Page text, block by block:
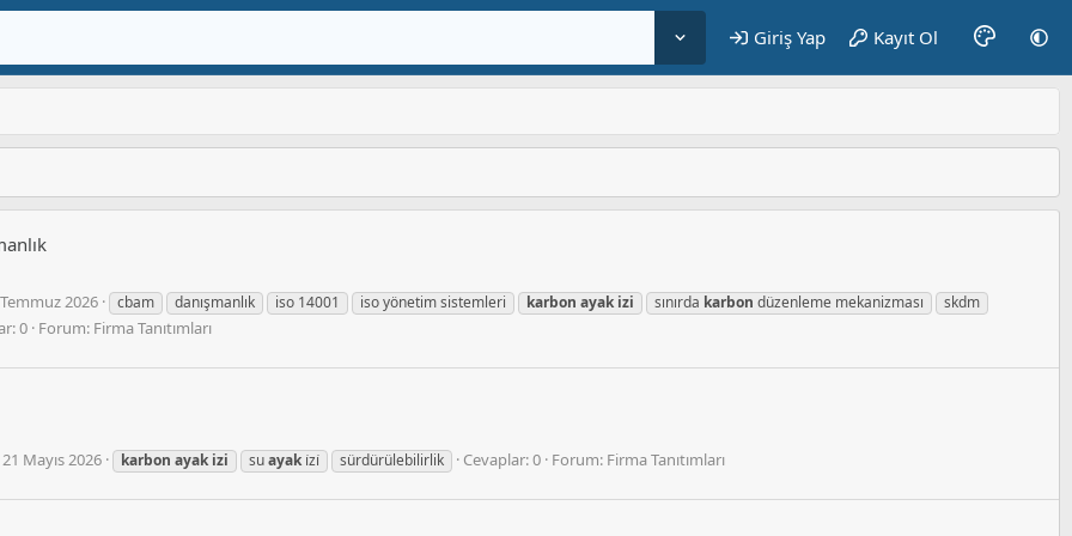
Giriş Yap Kayıt Ol
2026 cbam danışmanlık iso 14001 iso yönetim sistemleri karbon ayak izi sınırda karbon düzenleme mekanizması
skdm
0 Forum: Firma Tanıtımları
21 Mayıs 2026 karbon ayak izi suayak i̇zi̇ sürdürülebilirlik Cevaplar: 0 Forum: Firma Tanıtımları